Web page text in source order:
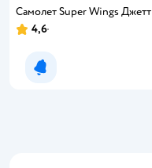
Самолет Super Wings Джетт
4,6
Уведомить о появлении